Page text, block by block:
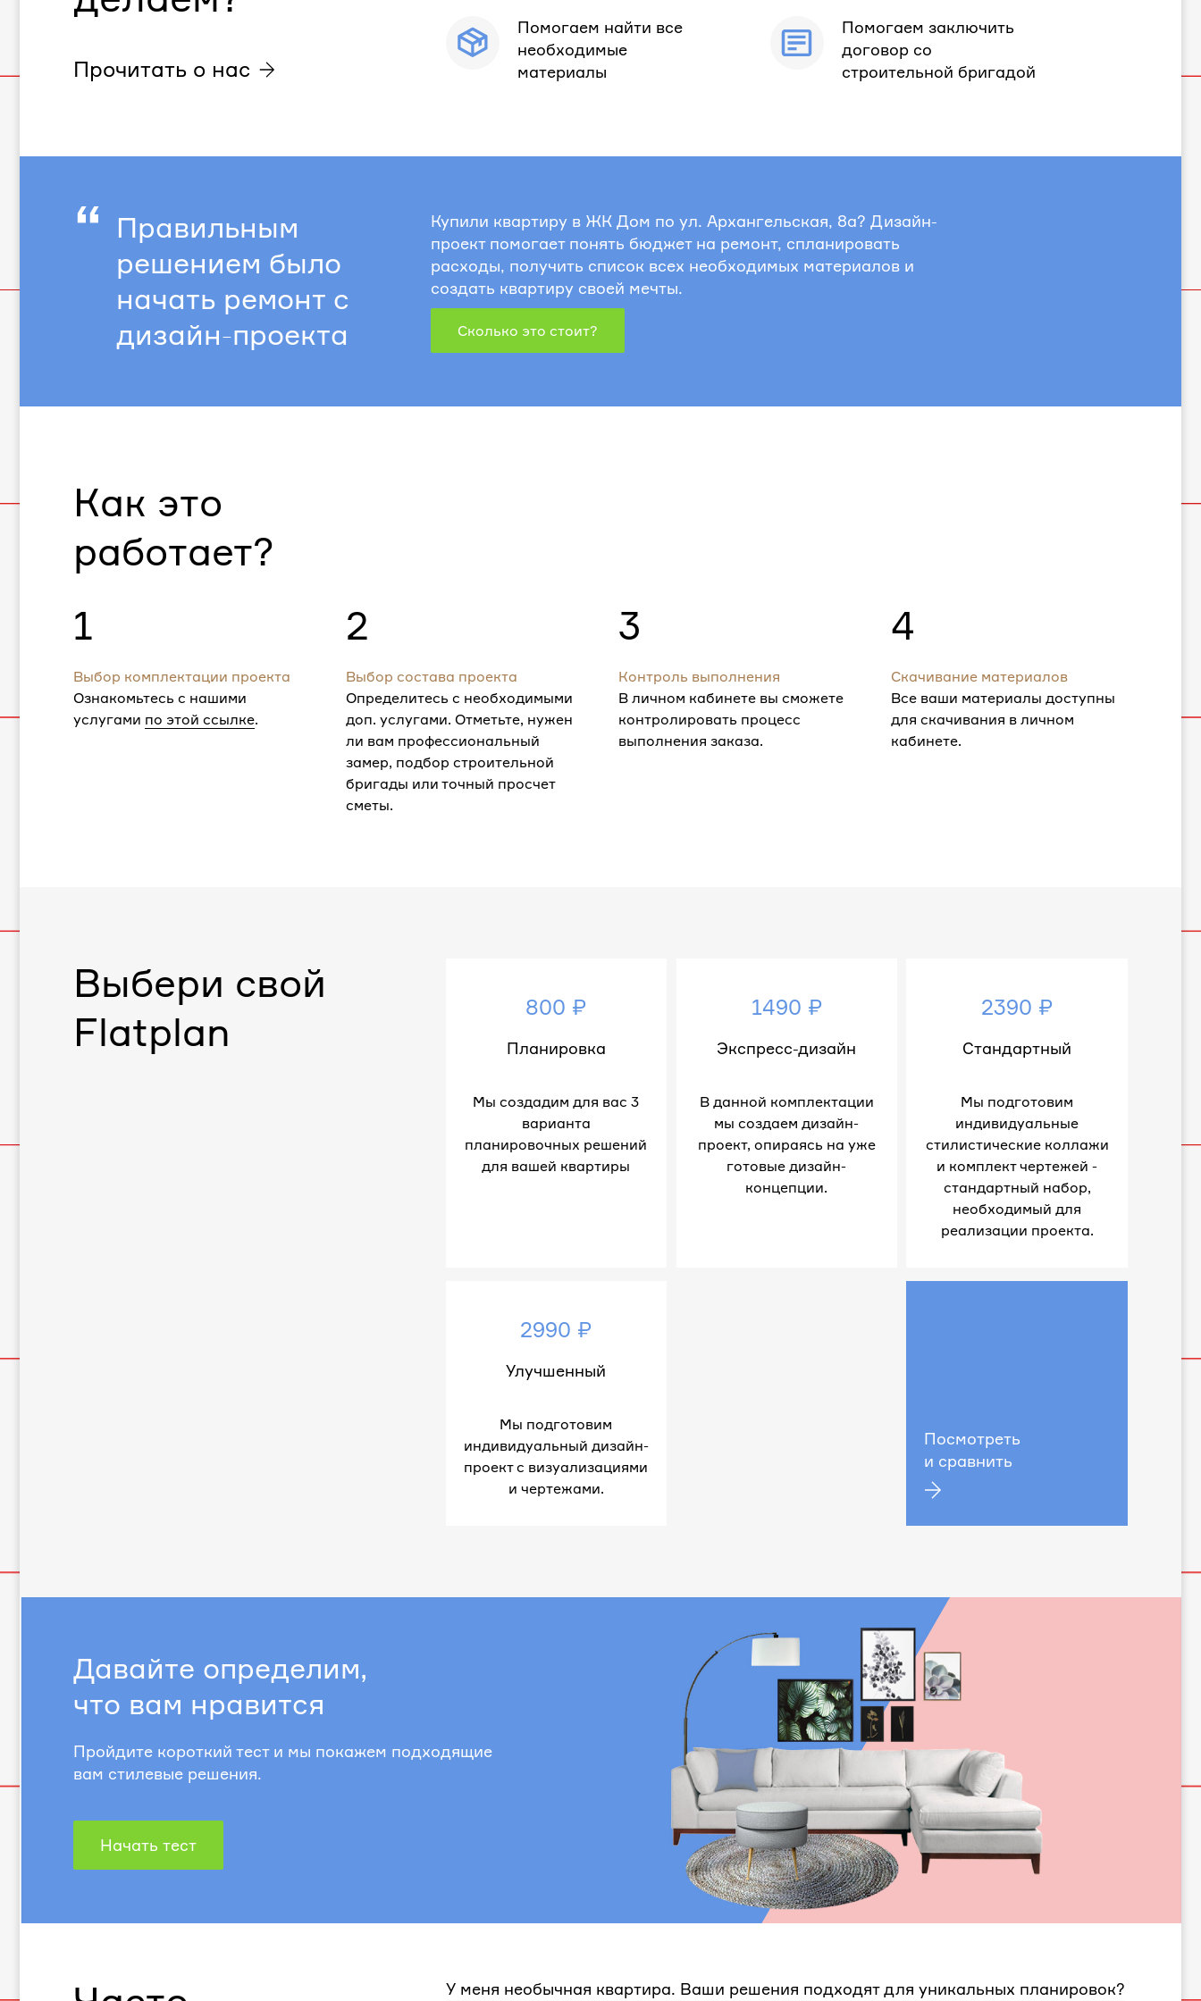
Прочитать о нас
Помогаем найти все
необходимые
материалы
Помогаем заключить
договор со
строительной бригадой
“ Правильным
решением было
начать ремонт с
дизайн-проекта
Купили квартиру в ЖК Дом по ул. Архангельская, 8а? Дизайн-
проект помогает понять бюджет на ремонт, спланировать
расходы, получить список всех необходимых материалов и
создать квартиру своей мечты.
Сколько это стоит?
Как это
работает?
1
Выбор комплектации проекта
Ознакомьтесь с нашими
услугами по этой ссылке.
2
Выбор состава проекта
Определитесь с необходимыми
доп. услугами. Отметьте, нужен
ли вам профессиональный
замер, подбор строительной
бригады или точный просчет
сметы.
3
Контроль выполнения
В личном кабинете вы сможете
контролировать процесс
выполнения заказа.
4
Скачивание материалов
Все ваши материалы доступны
для скачивания в личном
кабинете.
Выбери свой
Flatplan
800 ₽
Планировка
Мы создадим для вас 3
варианта
планировочных решений
для вашей квартиры
1490 ₽
Экспресс-дизайн
В данной комплектации
мы создаем дизайн-
проект, опираясь на уже
готовые дизайн-
концепции.
2390 ₽
Стандартный
Мы подготовим
индивидуальные
стилистические коллажи
и комплект чертежей -
стандартный набор,
необходимый для
реализации проекта.
2990 ₽
Улучшенный
Мы подготовим
индивидуальный дизайн-
проект с визуализациями
и чертежами.
Посмотреть
и сравнить
Давайте определим,
что вам нравится
Пройдите короткий тест и мы покажем подходящие
вам стилевые решения.
Начать тест
У меня необычная квартира. Ваши решения подходят для уникальных планировок?